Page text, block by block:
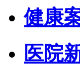
健康
医院